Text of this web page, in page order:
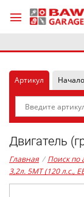
Артикул
Двигатель
Главная / Поиск по
3,2л. 5MT (120 л.с.,